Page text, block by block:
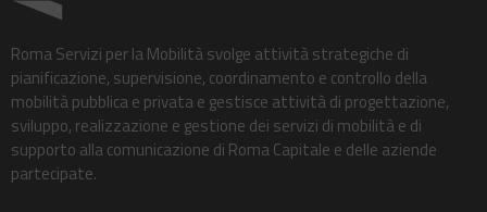
Roma Servizi per la Mobilità svolge attività strategiche di
pianificazione, supervisione, coordinamento e controllo della
mobilità pubblica e privata e gestisce attività di progettazione,
sviluppo, realizzazione e gestione dei servizi di mobilità e di
supporto alla comunicazione di Roma Capitale e delle aziende
partecipate.